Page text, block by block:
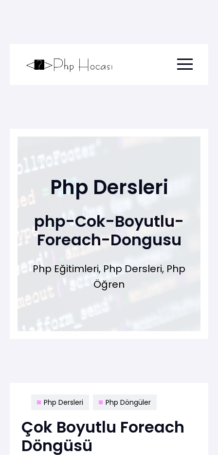
Menu
Php Dersleri
php-Cok-Boyutlu-
Foreach-Dongusu
Php Eğitimleri, Php Dersleri, Php
Öğren
Php Dersleri Php Döngüler
Çok Boyutlu Foreach
Döngüsü